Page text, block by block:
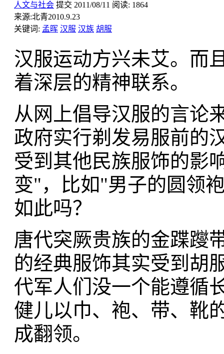
人文与社会 提交 2011/08/11 阅读: 1864
来源:北青2010.9.23
关键词: 孟晖 汉服 汉族 胡服
汉服运动方兴未艾。而
着深层的精神联系。
从网上倡导汉服的言论
政府实行剃发易服前的
受到其他民族服饰的影
变"，比如"男子的圆领
如此吗？
唐代突厥贵族的金蹀躞
的经典服饰其实受到胡
代军人们没一个能遵循
健儿以巾、袍、带、靴
成翻领。